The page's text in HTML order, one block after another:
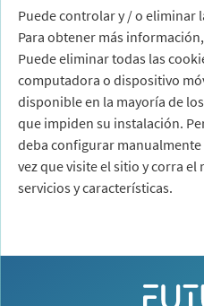
Puede controlar y / o eliminar
Para obtener más
Puede eliminar todas las
computadora o dispositivo
disponible en la mayoría de
que impiden su instalación.
deba configurar
vez que visite el sitio y corra
servicios y características.